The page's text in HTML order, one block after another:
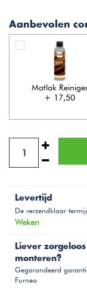
Aanbevolen
Matlak
+ 17,50
Levertijd
De verzendklaar
Weken
Liever
monteren?
Gegarandeerd
Furnea